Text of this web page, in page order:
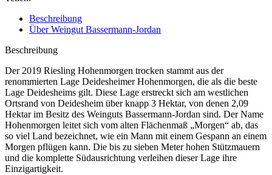
Beschreibung
Über Weingut Bassermann-Jordan
Beschreibung
Der 2019 Riesling Hohenmorgen trocken stammt aus der
renommierten Lage Deidesheimer Hohenmorgen, die als die beste
Lage Deidesheims gilt. Diese Lage erstreckt sich am westlichen
Ortsrand von Deidesheim über knapp 3 Hektar, von denen 2,09
Hektar im Besitz des Weinguts Bassermann-Jordan sind. Der Name
Hohenmorgen leitet sich vom alten Flächenmaß „Morgen“ ab, das
so viel Land bezeichnet, wie ein Mann mit einem Gespann an einem
Morgen pflügen kann. Die bis zu sieben Meter hohen Stützmauern
und die komplette Südausrichtung verleihen dieser Lage ihre
Einzigartigkeit.